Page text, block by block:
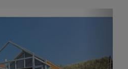
Next